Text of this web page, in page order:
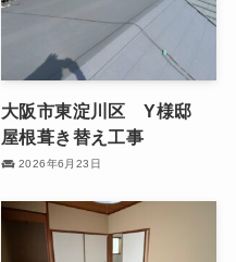
大阪市東淀川区 Y様邸
屋根葺き替え工事
2026年6月23日